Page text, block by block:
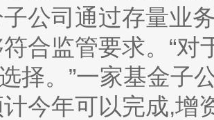
公司通过存量业
合监管要求。“
择。”一家基金子
今年可以完成,增